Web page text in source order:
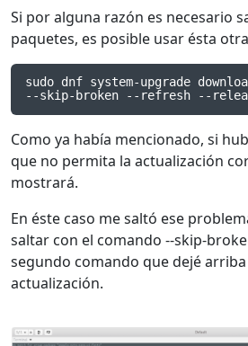
Si por alguna razón es necesario
paquetes, es posible usar ésta
sudo dnf system-upgrade
--skip-broken --refresh --
Como ya había mencionado, si
que no permita la actualización
mostrará.
En éste caso me saltó ese
saltar con el comando --skip-
segundo comando que dejé
actualización.